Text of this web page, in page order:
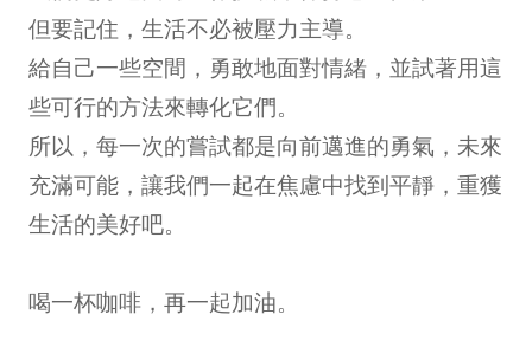
但要記住，生活不必被壓力主導。
給自己一些空間，勇敢地面對情緒，並試著用這
些可行的方法來轉化它們。
所以，每一次的嘗試都是向前邁進的勇氣，未來
充滿可能，讓我們一起在焦慮中找到平靜，重獲
生活的美好吧。
喝一杯咖啡，再一起加油。